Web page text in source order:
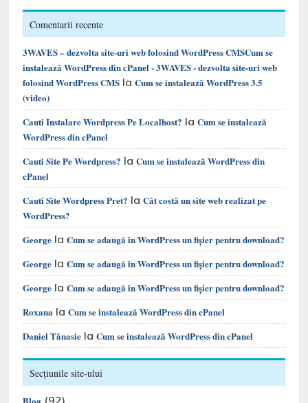
Comentarii recente
3WAVES – dezvolta site-uri web folosind WordPress CMSCum se
instalează WordPress din cPanel - 3WAVES - dezvolta site-uri web
folosind WordPress CMS laCum se instalează WordPress 3.5
(video)
Cauti Instalare Wordpress Pe Localhost? laCum se instalează
WordPress din cPanel
Cauti Site Pe Wordpress? laCum se instalează WordPress din
cPanel
Cauti Site Wordpress Pret? laCât costă un site web realizat pe
WordPress?
George laCum se adaugă în WordPress un fișier pentru download?
George laCum se adaugă în WordPress un fișier pentru download?
George laCum se adaugă în WordPress un fișier pentru download?
Roxana laCum se instalează WordPress din cPanel
Daniel Tănasie laCum se instalează WordPress din cPanel
Secțiunile site-ului